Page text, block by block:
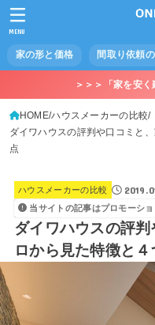
家の形と価格 間取り依頼
MENU
＞＞＞「家を安
HOME ハウスメーカーの比較
ダイワハウスの評判や口コミと
点
ハウスメーカーの比較
当サイトの記事はプロモーショ
ダイワハウスの評
ロから見た特徴と